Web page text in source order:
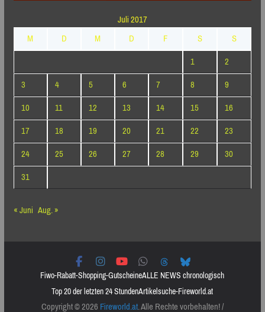
Juli 2017
M
D M D F S
S
1
2
3
4 5 6 7 8
9
10
11 12 13 14 15
16
17
18 19 20 21 22
23
24
25 26 27 28 29
30
31
« Juni Aug. »
Fiwo-Rabatt-Shopping-GutscheineALLE NEWS chronologisch
Top 20 der letzten 24 StundenArtikelsuche-Fireworld.at
Copyright © 2026Fireworld.at. Alle Rechte vorbehalten! /